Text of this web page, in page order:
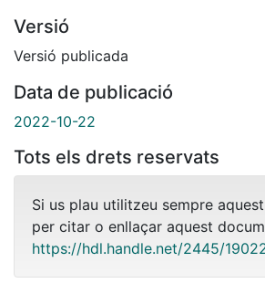
Versió
Versió publicada
Data de publicació
2022-10-22
Tots els drets reservats
Si us plau utilitzeu sempre
per citar o enllaçar aquest
https://hdl.handle.net/2445/